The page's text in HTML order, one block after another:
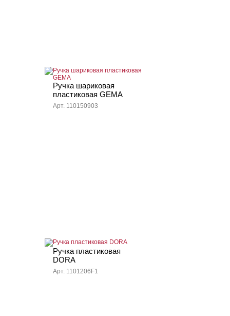
Ручка шариковая
пластиковая GEMA
Арт. 110150903
Ручка пластиковая
DORA
Арт. 1101206F1